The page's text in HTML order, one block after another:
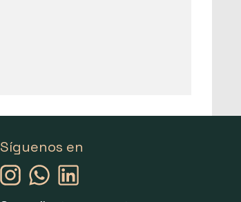
Síguenos en